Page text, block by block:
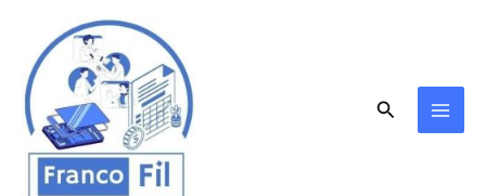
contenu
Rechercher